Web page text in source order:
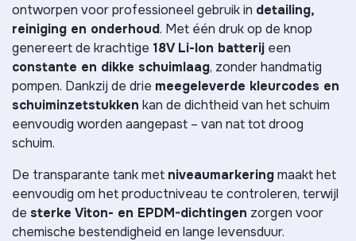
ontworpen voor professioneel gebruik in detailing,
reiniging en onderhoud. Met één druk op de knop
genereert de krachtige 18V Li-Ion batterij een
constante en dikke schuimlaag, zonder handmatig
pompen. Dankzij de drie meegeleverde kleurcodes en
schuiminzetstukken kan de dichtheid van het schuim
eenvoudig worden aangepast – van nat tot droog
schuim.
De transparante tank met niveaumarkeringmaakt het
eenvoudig om het productniveau te controleren, terwijl
de sterke Viton- en EPDM-dichtingen zorgen voor
chemische bestendigheid en lange levensduur.